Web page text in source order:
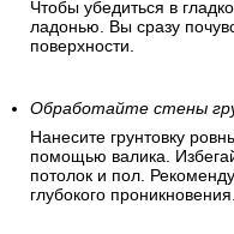
Чтобы убедиться в
ладонью. Вы сразу
поверхности.
Обработайте стены
Нанесите грунтовку
помощью валика.
потолок и пол.
глубокого проникновения.